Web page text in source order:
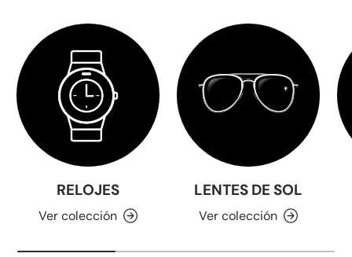
RELOJES
Ver colección
LENTES DE SOL
Ver colección